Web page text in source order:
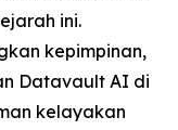
ini.
kepimpinan,
Datavault AI di
kelayakan